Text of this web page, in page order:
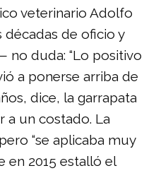
veterinario Adolfo
de oficio y
no duda: “Lo positivo
a ponerse arriba de
dice, la garrapata
a un costado. La
“se aplicaba muy
en 2015 estalló el